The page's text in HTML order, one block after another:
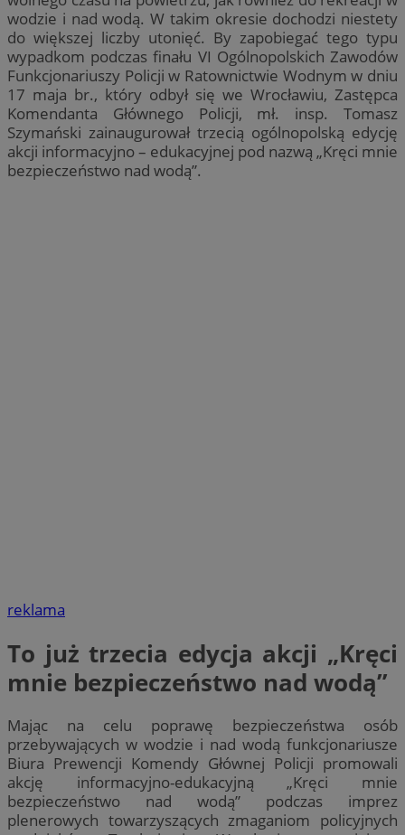
wodzie i nad wodą. W takim okresie dochodzi niestety
do większej liczby utonięć. By zapobiegać tego typu
wypadkom podczas finału VI Ogólnopolskich Zawodów
Funkcjonariuszy Policji w Ratownictwie Wodnym w dniu
17 maja br., który odbył się we Wrocławiu, Zastępca
Komendanta Głównego Policji, mł. insp. Tomasz
Szymański zainaugurował trzecią ogólnopolską edycję
akcji informacyjno – edukacyjnej pod nazwą „Kręci mnie
bezpieczeństwo nad wodą”.
reklama
To już trzecia edycja akcji „Kręci
mnie bezpieczeństwo nad wodą”
Mając na celu poprawę bezpieczeństwa osób
przebywających w wodzie i nad wodą funkcjonariusze
Biura Prewencji Komendy Głównej Policji promowali
akcję informacyjno-edukacyjną „Kręci mnie
bezpieczeństwo nad wodą” podczas imprez
plenerowych towarzyszących zmaganiom policyjnych